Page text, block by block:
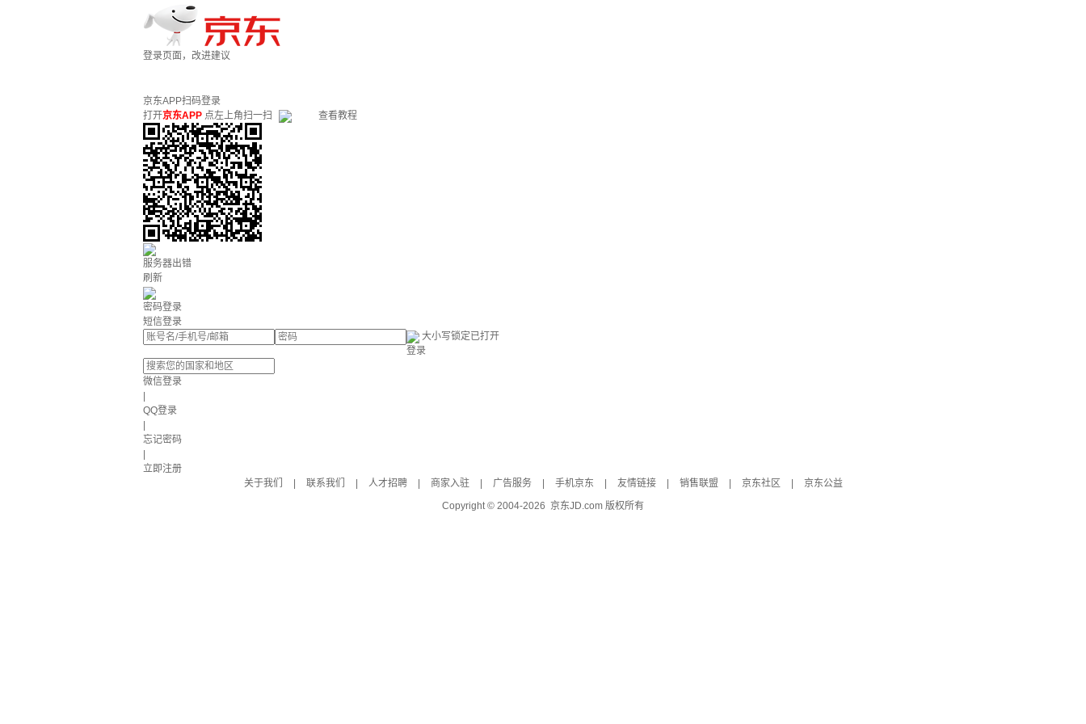
登录页面，改进建议
京东APP扫码登录
打开京东APP 点左上角扫一扫 查看教程
服务器出错
刷新
密码登录
短信登录
大小写锁定已打开
登录
微信登录
QQ登录
忘记密码
立即注册
关于我们
联系我们 人才招聘 商家入驻 广告服务 手机京东 友情链接 销售联盟 京东社区
京东公益
Copyright © 2004-2026 京东JD.com 版权所有